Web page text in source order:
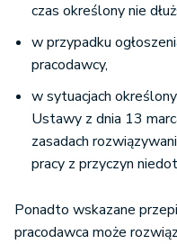
czas określony nie
w przypadku
pracodawcy,
w sytuacjach
Ustawy z dnia 13
zasadach
pracy z przyczyn
Ponadto wskazane
pracodawca może